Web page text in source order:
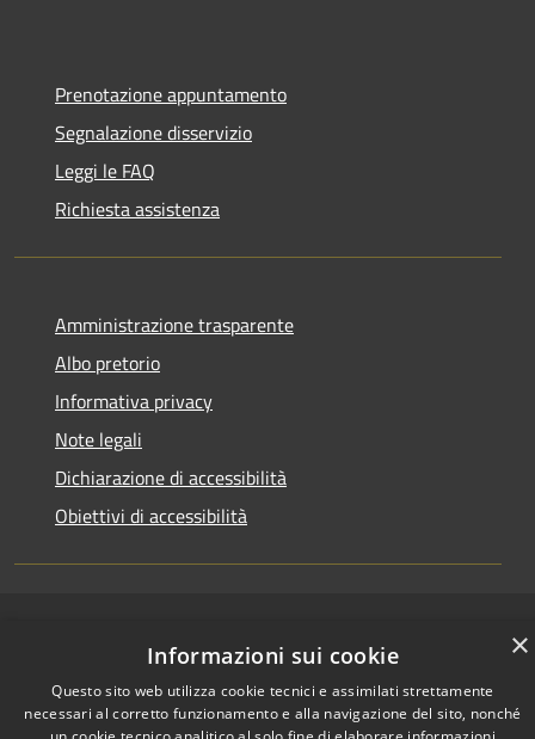
Prenotazione appuntamento
Segnalazione disservizio
Leggi le FAQ
Richiesta assistenza
Amministrazione trasparente
Albo pretorio
Informativa privacy
Note legali
Dichiarazione di accessibilità
Obiettivi di accessibilità
Privacy
Cookie
Marmirolo • Powered by
Municipium•Accesso
redazione
×
Informazioni sui cookie
Questo sito web utilizza cookie tecnici e assimilati strettamente
necessari al corretto funzionamento e alla navigazione del sito, nonché